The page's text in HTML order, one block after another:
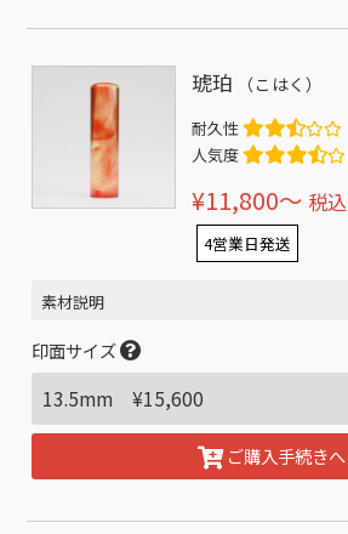
琥珀 （こはく）
耐久性
人気度
¥11,800〜 税込
4営業日発送
素材説明
印面サイズ
ご購入手続きへ